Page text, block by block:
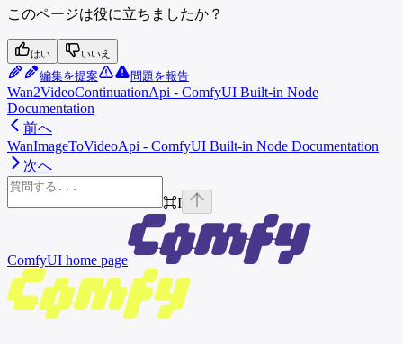
このページは役に立ちましたか？
はい いいえ
編集を提案 問題を報告
Wan2VideoContinuationApi - ComfyUI Built-in Node
Documentation
前へ
WanImageToVideoApi - ComfyUI Built-in Node Documentation
次へ
⌘I
ComfyUI home page